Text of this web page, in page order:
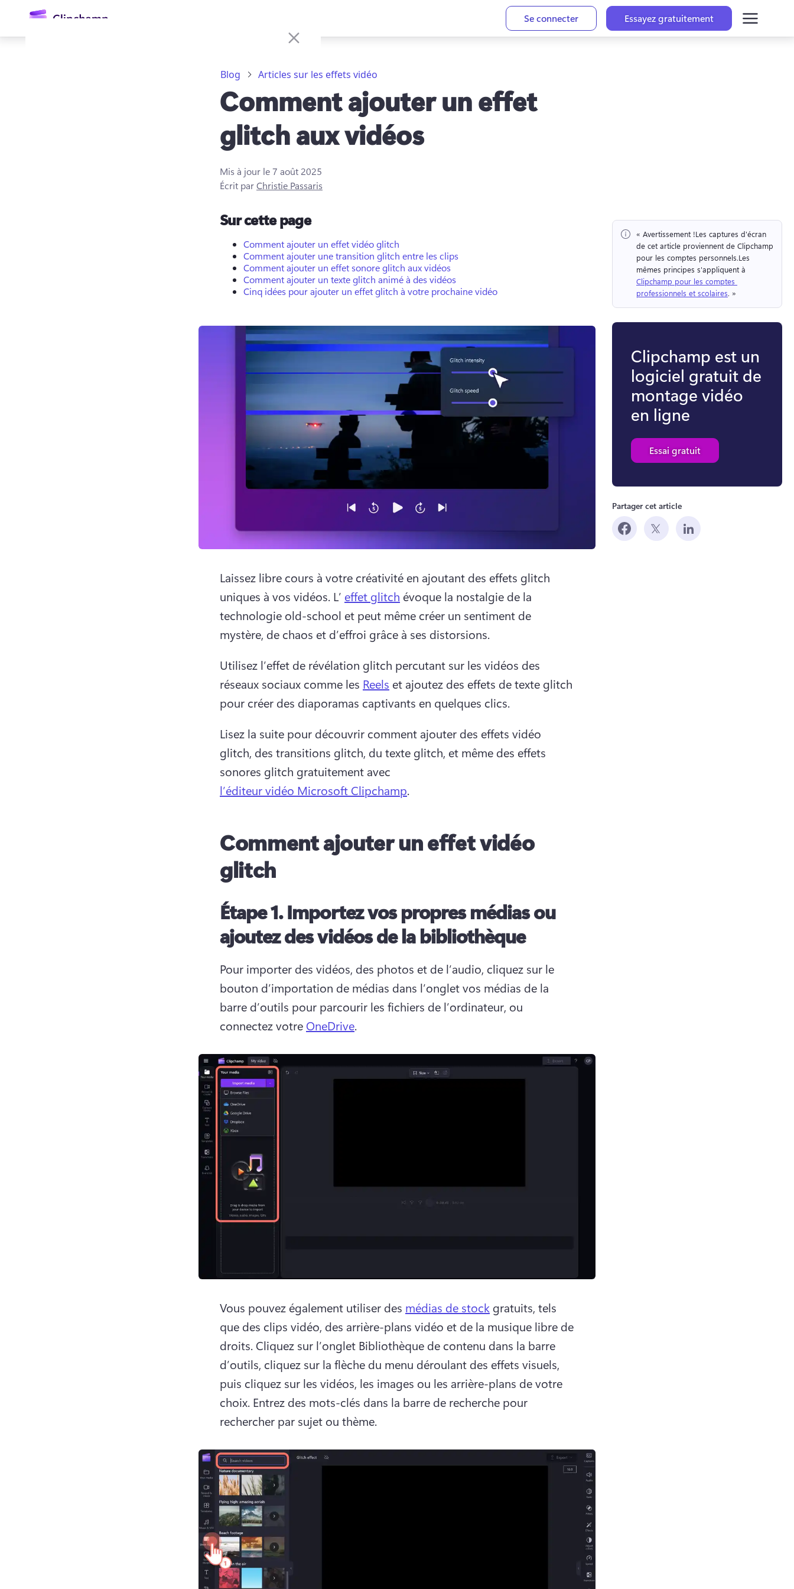
principal
Se connecter Essayez gratuitement
Blog Articles sur les effets vidéo
Comment ajouter un effet
glitch aux vidéos
Mis à jour le7 août 2025
Écrit parChristie Passaris
Sur cette page
Comment ajouter un effet vidéo glitch
Comment ajouter une transition glitch entre les clips
Comment ajouter un effet sonore glitch aux vidéos
Comment ajouter un texte glitch animé à des vidéos
Cinq idées pour ajouter un effet glitch à votre prochaine vidéo
Laissez libre cours à votre créativité en ajoutant des effets glitch
uniques à vos vidéos. L’ effet glitch évoque la nostalgie de la
technologie old-school et peut même créer un sentiment de
mystère, de chaos et d’effroi grâce à ses distorsions.
Utilisez l’effet de révélation glitch percutant sur les vidéos des
réseaux sociaux comme les Reels et ajoutez des effets de texte glitch
pour créer des diaporamas captivants en quelques clics.
Lisez la suite pour découvrir comment ajouter des effets vidéo
glitch, des transitions glitch, du texte glitch, et même des effets
sonores glitch gratuitement avec
l’éditeur vidéo Microsoft Clipchamp.
Comment ajouter un effet vidéo
glitch
Étape 1.Importez vos propres médias ou
ajoutez des vidéos de la bibliothèque
Pour importer des vidéos, des photos et de l’audio, cliquez sur le
bouton d’importation de médias dans l’onglet vos médias de la
barre d’outils pour parcourir les fichiers de l’ordinateur, ou
connectez votre OneDrive.
Vous pouvez également utiliser des médias de stock gratuits, tels
que des clips vidéo, des arrière-plans vidéo et de la musique libre de
droits. Cliquez sur l’onglet Bibliothèque de contenu dans la barre
d’outils, cliquez sur la flèche du menu déroulant des effets visuels,
puis cliquez sur les vidéos, les images ou les arrière-plans de votre
choix. Entrez des mots-clés dans la barre de recherche pour
rechercher par sujet ou thème.
« Avertissement !Les captures d'écran
de cet article proviennent de Clipchamp
pour les comptes personnels.Les
Clipchamp pour les comptes
professionnels et scolaires. »
Clipchamp est un
logiciel gratuit de
montage vidéo
en ligne
Essai gratuit
Partager cet article